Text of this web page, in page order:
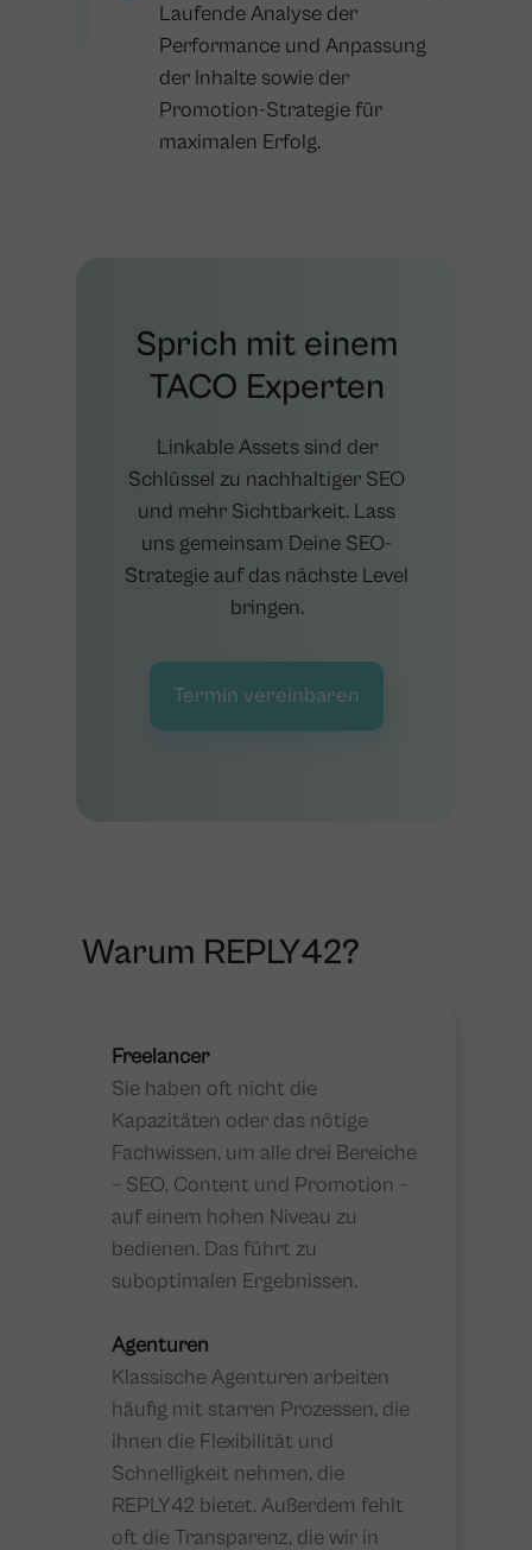
Laufende Analyse der
Performance und Anpassung
der Inhalte sowie der
Promotion-Strategie für
maximalen Erfolg​​.
Sprich mit einem
TACO Experten
Linkable Assets sind der
Schlüssel zu nachhaltiger SEO
und mehr Sichtbarkeit. Lass
uns gemeinsam Deine SEO-
Strategie auf das nächste Level
bringen.
Termin vereinbaren
Warum REPLY42?
Freelancer
Sie haben oft nicht die
Kapazitäten oder das nötige
Fachwissen, um alle drei Bereiche
– SEO, Content und Promotion –
auf einem hohen Niveau zu
bedienen. Das führt zu
suboptimalen Ergebnissen.
Agenturen
Klassische Agenturen arbeiten
häufig mit starren Prozessen, die
ihnen die Flexibilität und
Schnelligkeit nehmen, die
REPLY42 bietet. Außerdem fehlt
oft die Transparenz, die wir in